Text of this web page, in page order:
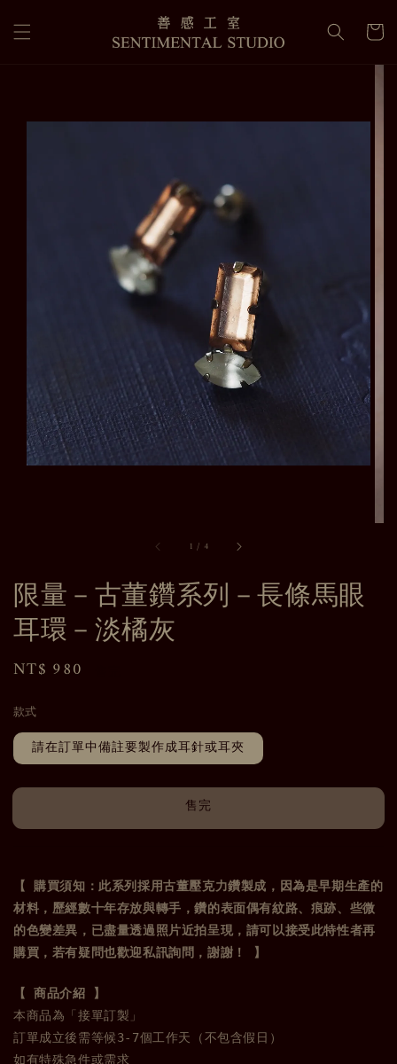
1 / 4
限量－古董鑽系列－長條馬眼
耳環－淡橘灰
Regular
NT$ 980
款式
請在訂單中備註要製作成耳針或耳夾
售完
【 購買須知：此系列採用古董壓克力鑽製成，因為是早期生產的
材料，歷經數十年存放與轉手，鑽的表面偶有紋路、痕跡、些微
的色變差異，已盡量透過照片近拍呈現，請可以接受此特性者再
購買，若有疑問也歡迎私訊詢問，謝謝！ 】
本商品為「接單訂製」
訂單成立後需等候3-7個工作天（不包含假日）